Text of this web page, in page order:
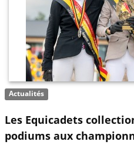
Actualités
Les Equicadets
podiums aux